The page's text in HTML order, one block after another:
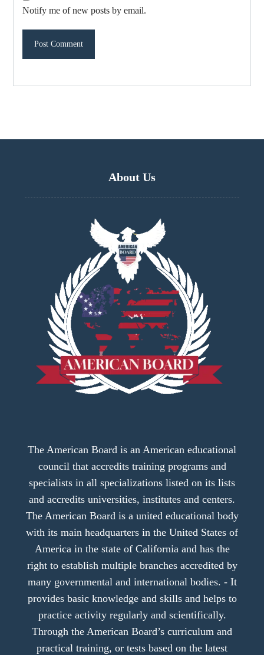
Notify me of new posts by email.
About Us
The American Board is an American educational
council that accredits training programs and
specialists in all specializations listed on its lists
and accredits universities, institutes and centers.
The American Board is a united educational body
with its main headquarters in the United States of
America in the state of California and has the
right to establish multiple branches accredited by
many governmental and international bodies. - It
provides basic knowledge and skills and helps to
practice activity regularly and scientifically.
Through the American Board’s curriculum and
practical training, or tests based on the latest